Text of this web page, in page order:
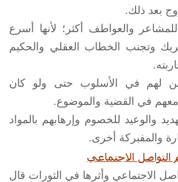
بعد ذلك.
والعواطف أكثر؛ لأنها أسرع
وتجنب الخطاب العقلي والحكيم
لهم في الأسلوب حتى ولو كان
معهم في القضية والموضوع.
والوعيد للخصوم وإرهابهم بالمواد
والمفبركة أخرى.
التواصل الاجتماعي
الاجتماعي وأثرها في الثورات قال